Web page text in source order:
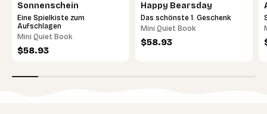
Sonnenschein
Eine Spielkiste zum
Aufschlagen
Mini Quiet Book
Angebot
$58.93
Happy Bearsday
Das schönste 1. Geschenk
Mini Quiet Book
Angebot
$58.93